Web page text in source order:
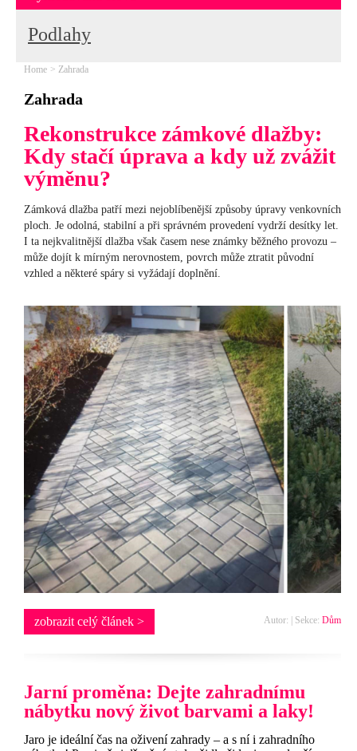
Podlahy
Home Zahrada
Zahrada
Rekonstrukce zámkové dlažby:
Kdy stačí úprava a kdy už zvážit
výměnu?
Zámková dlažba patří mezi nejoblíbenější způsoby úpravy venkovních
ploch. Je odolná, stabilní a při správném provedení vydrží desítky let.
I ta nejkvalitnější dlažba však časem nese známky běžného provozu –
může dojít k mírným nerovnostem, povrch může ztratit původní
vzhled a některé spáry si vyžádají doplnění.
zobrazit celý článek > Autor: | Sekce: Dům
Jarní proměna: Dejte zahradnímu
nábytku nový život barvami a laky!
Jaro je ideální čas na oživení zahrady – a s ní i zahradního